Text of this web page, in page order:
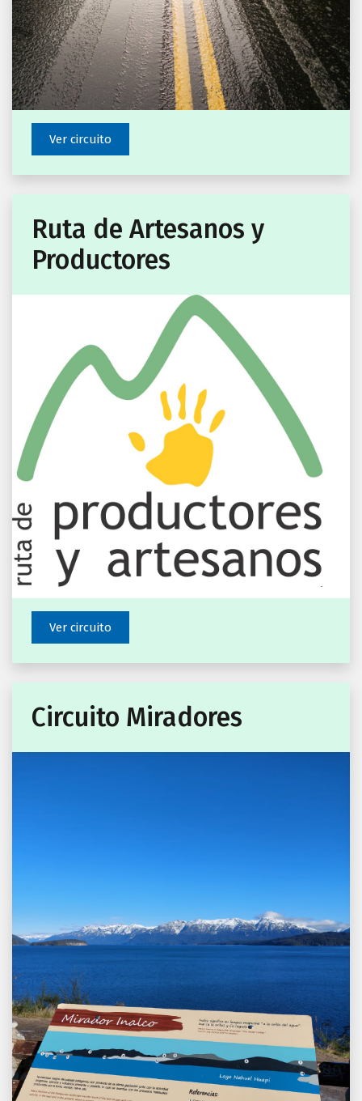
Ver circuito
Ruta de Artesanos y
Productores
Ver circuito
Circuito Miradores